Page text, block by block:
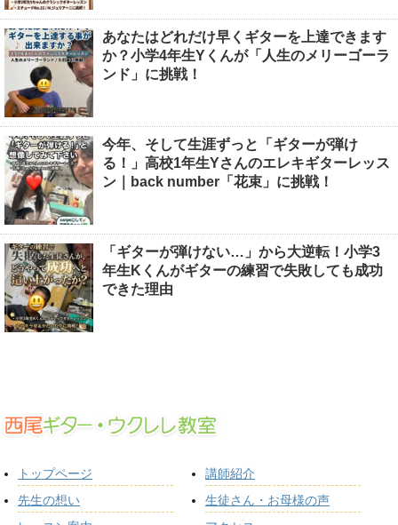
あなたはどれだけ早くギターを上達できます
か？小学4年生Yくんが「人生のメリーゴーラ
ンド」に挑戦！
今年、そして生涯ずっと「ギターが弾け
る！」高校1年生Yさんのエレキギターレッス
ン｜back number「花束」に挑戦！
「ギターが弾けない…」から大逆転！小学3
年生Kくんがギターの練習で失敗しても成功
できた理由
トップページ
先生の想い
講師紹介
生徒さん・お母様の声